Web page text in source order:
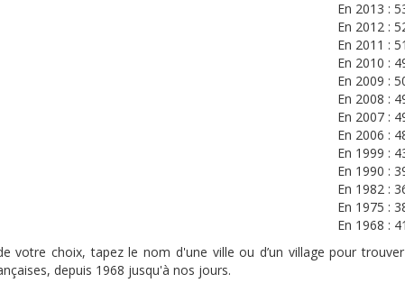
En 2013 :
En 2012 :
En 2011 :
En 2010 :
En 2009 :
En 2008 :
En 2007 :
En 2006 :
En 1999 :
En 1990 :
En 1982 :
En 1975 :
En 1968 :
votre choix, tapez le nom d'une ville ou d’un village pour
depuis 1968 jusqu'à nos jours.